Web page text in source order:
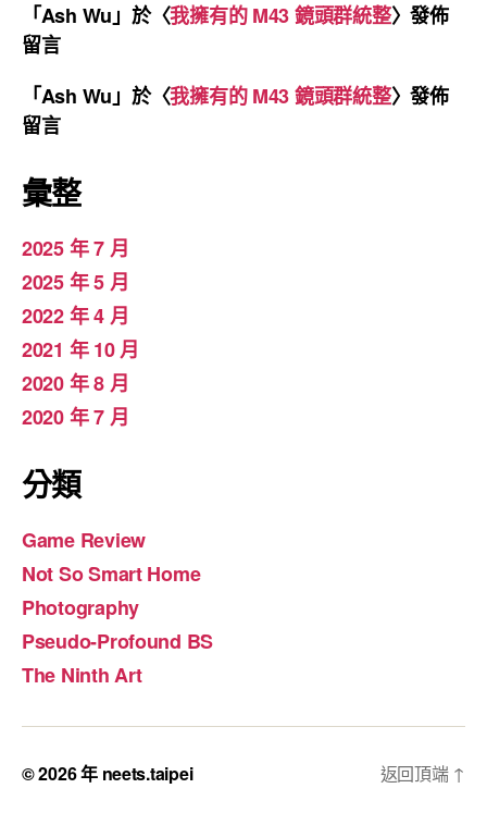
「Ash Wu 」於〈我擁有的 M43 鏡頭群統整〉發佈
留言
「Ash Wu 」於〈我擁有的 M43 鏡頭群統整〉發佈
留言
彙整
2025 年 7 月
2025 年 5 月
2022 年 4 月
2021 年 10 月
2020 年 8 月
2020 年 7 月
分類
Game Review
Not So Smart Home
Photography
Pseudo-Profound BS
The Ninth Art
© 2026 年 neets.taipei 返回頂端 ↑